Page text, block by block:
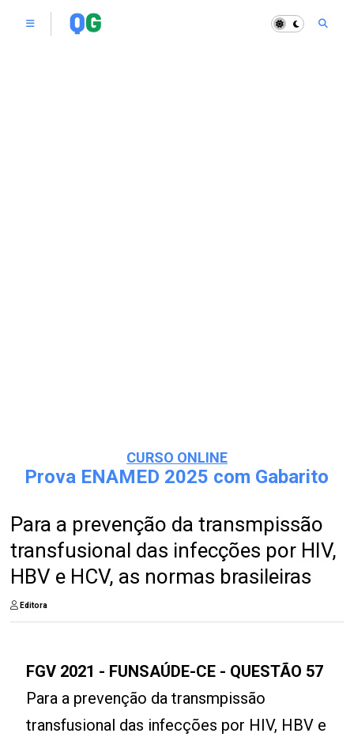
CURSO ONLINE
Prova ENAMED 2025 com Gabarito
Para a prevenção da transmpissão
transfusional das infecções por HIV,
HBV e HCV, as normas brasileiras
Editora
FGV 2021 - FUNSAÚDE-CE - QUESTÃO 57
Para a prevenção da transmpissão
transfusional das infecções por HIV, HBV e